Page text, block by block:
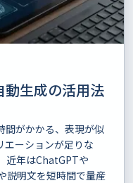
動生成の活用法
間がかかる、表現が似
エーションが足りな
近年はChatGPTや
説明文を短時間で量産